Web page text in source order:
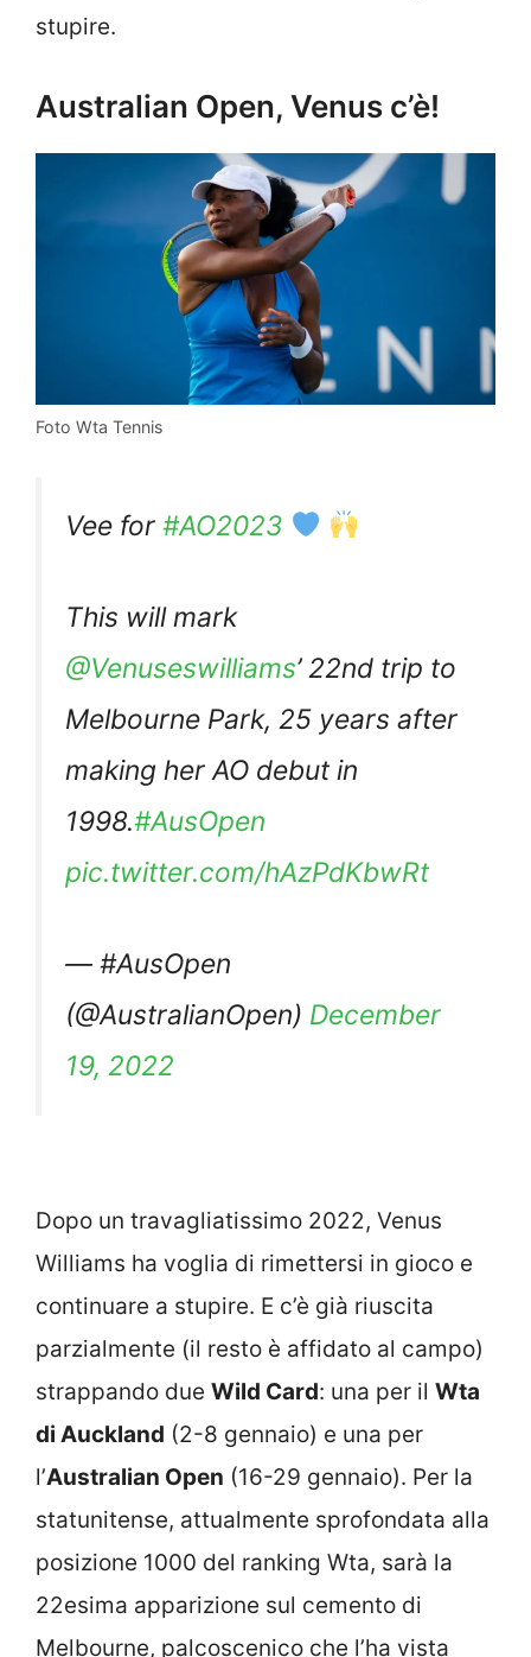
stupire.
Australian Open, Venus c’è!
Foto Wta Tennis
Vee for #AO2023
This will mark
@Venuseswilliams’ 22nd trip to
Melbourne Park, 25 years after
making her AO debut in
1998.#AusOpen
pic.twitter.com/hAzPdKbwRt
— #AusOpen
(@AustralianOpen) December
19, 2022
Dopo un travagliatissimo 2022, Venus
Williams ha voglia di rimettersi in gioco e
continuare a stupire. E c’è già riuscita
parzialmente (il resto è affidato al campo)
strappando due Wild Card: una per il Wta
di Auckland (2-8 gennaio) e una per
l’Australian Open (16-29 gennaio). Per la
statunitense, attualmente sprofondata alla
posizione 1000 del ranking Wta, sarà la
22esima apparizione sul cemento di
Melbourne, palcoscenico che l’ha vista